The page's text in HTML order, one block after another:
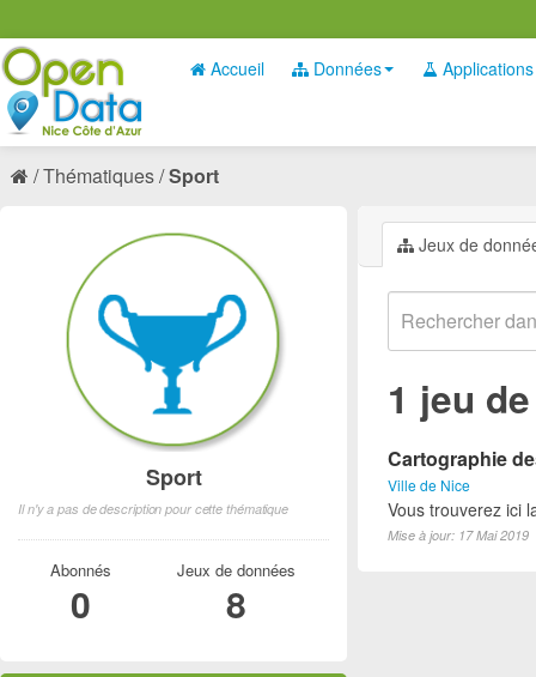
Accueil Données Applications
Thématiques Sport
Jeux de
1 jeu
Cartographie
Ville de Nice
Vous trouverez ici
Mise à jour: 17 Mai 2019
Sport
Il n'y a pas de description pour cette thématique
Abonnés
0
Jeux de données
8